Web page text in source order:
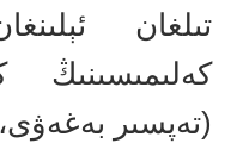
تىلغان
كەلىمىسىنىڭ
(تەپسىر